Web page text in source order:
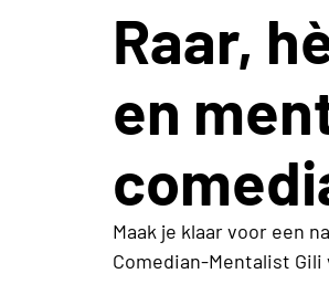
Raar,
en
Maak je klaar voor een
Comedian-Mentalist